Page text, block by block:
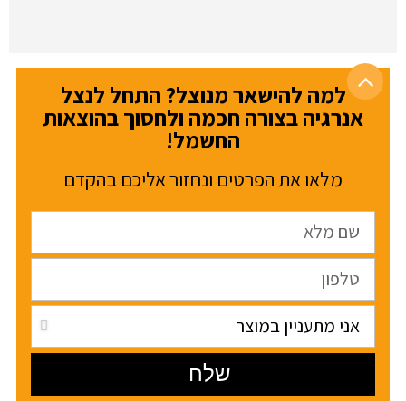
למה להישאר מנוצל? התחל לנצל
אנרגיה בצורה חכמה ולחסוך בהוצאות
החשמל!
מלאו את הפרטים ונחזור אליכם בהקדם
שלח